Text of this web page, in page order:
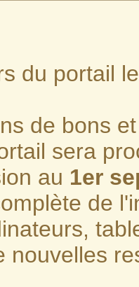
du portail
de bons
sera
au 1er
de
nouvelles